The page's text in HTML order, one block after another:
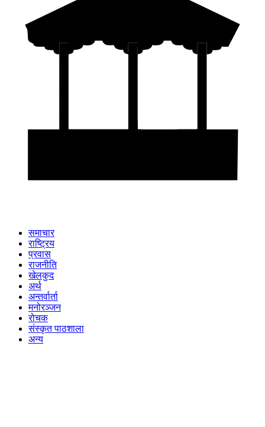
समाचार
राष्ट्रिय
प्रवास
राजनीति
खेलकुद
अर्थ
अन्तर्वार्ता
मनोरञ्जन
रोचक
संस्कृत पाठशाला
अन्य